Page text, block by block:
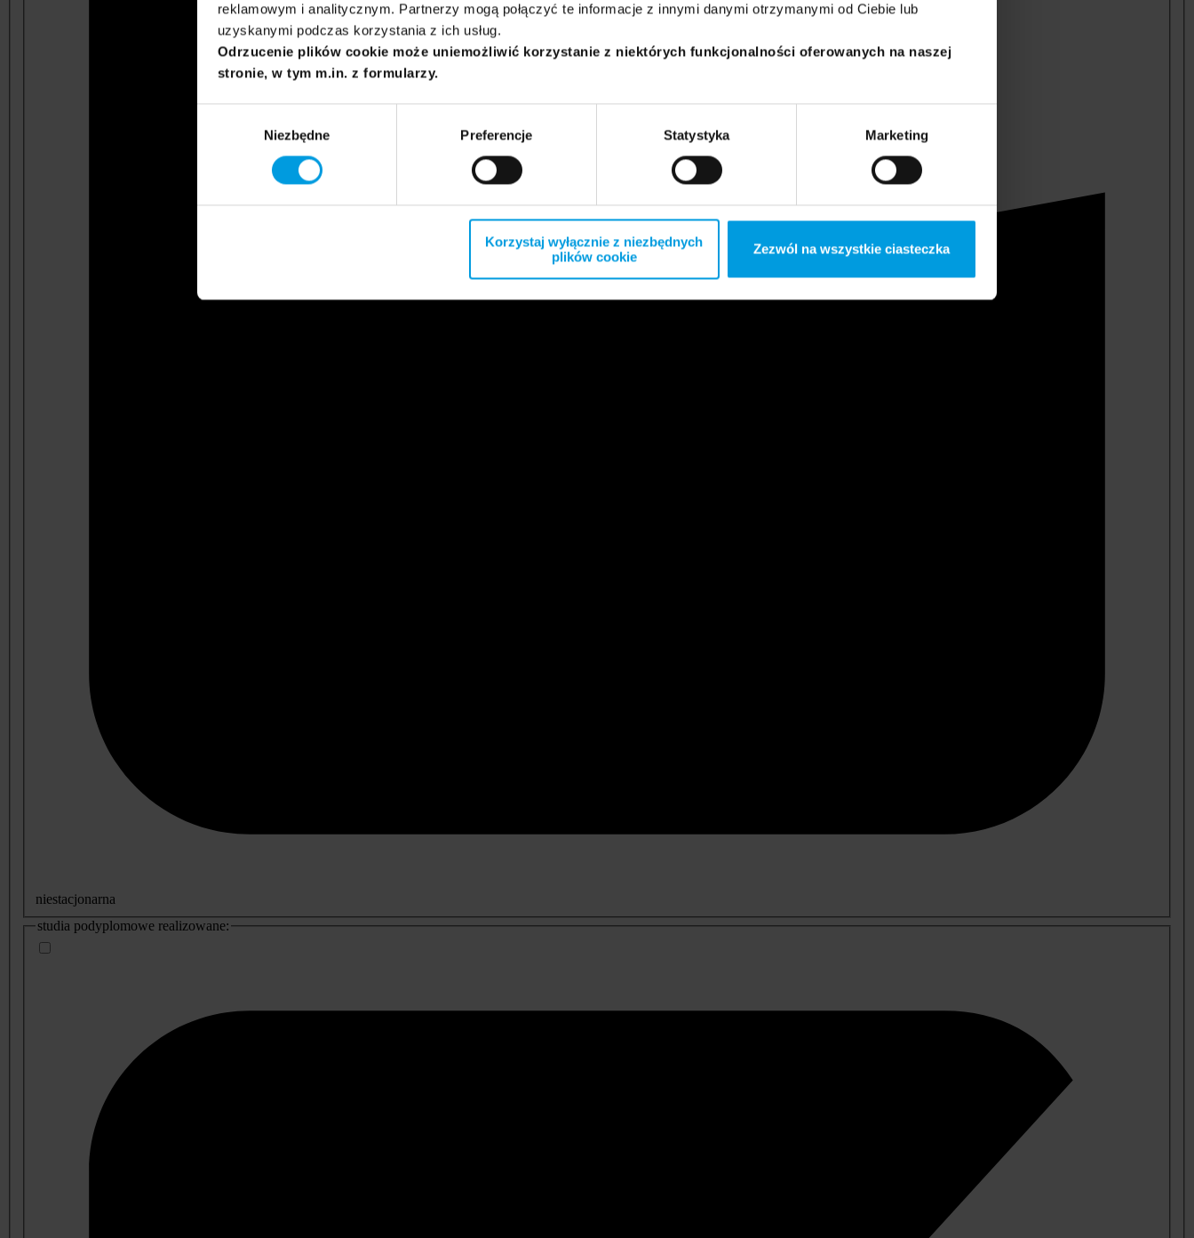
reklamowym i analitycznym. Partnerzy mogą połączyć te informacje z innymi danymi otrzymanymi od Ciebie lub
uzyskanymi podczas korzystania z ich usług.
Odrzucenie plików cookie może uniemożliwić korzystanie z niektórych funkcjonalności oferowanych na naszej
stronie, w tym m.in. z formularzy.
Niezbędne Preferencje Statystyka Marketing
Korzystaj wyłącznie z niezbędnych
plików cookie
Zezwól na wszystkie ciasteczka
niestacjonarna
studia podyplomowe realizowane: